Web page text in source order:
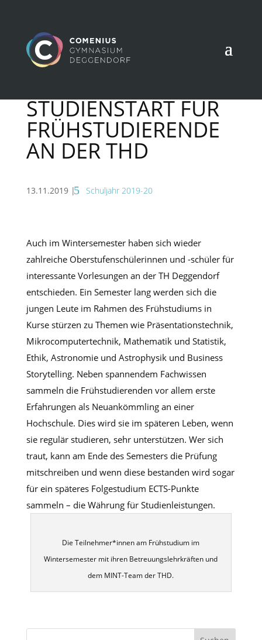
STUDIENSTART FÜR
FRÜHSTUDIERENDE
AN DER THD
13.11.2019| Schuljahr 2019-20
Auch im Wintersemester haben sich wieder
zahlreiche Oberstufenschülerinnen und -schüler für
interessante Vorlesungen an der TH Deggendorf
entschieden. Ein Semester lang werden sich die
jungen Leute im Rahmen des Frühstudiums in
Kurse stürzen zu Themen wie Präsentationstechnik,
Mikrocomputertechnik, Mathematik und Statistik,
Ethik, Astronomie und Astrophysik und Business
Storytelling. Neben spannendem Fachwissen
sammeln die Frühstudierenden vor allem erste
Erfahrungen als Neuankömmling an einer
Hochschule. Dies wird sie im späteren Leben, wenn
sie regulär studieren, sehr unterstützen. Wer sich
traut, kann am Ende des Semesters die Prüfung
mitschreiben und wenn diese bestanden wird sogar
für ein späteres Folgestudium ECTS-Punkte
sammeln – die Währung für Studienleistungen.
Die Teilnehmer*innen am Frühstudium im
Wintersemester mit ihren Betreuungslehrkräften und
dem MINT-Team der THD.